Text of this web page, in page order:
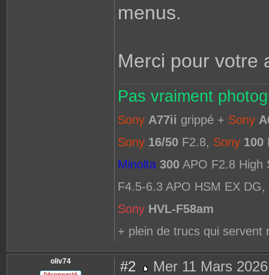
menus.
Merci pour votre
Pas vraiment
Sony A77ii grippé + Sony
Sony 16/50 F2.8, Sony 100
Minolta 300 APO F2.8 High
F4.5-6.3 APO HSM EX DG,
Sony HVL-F58am
+ plein de trucs qui servent
oliv74 #2 Mer 11 Mars